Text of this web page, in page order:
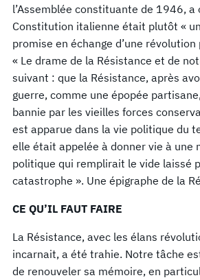
l’Assemblée constituante de 1946, a
Constitution italienne était plutôt «
promise en échange d’une
« Le drame de la Résistance et de
suivant : que la Résistance, après
guerre, comme une épopée
bannie par les vieilles forces
est apparue dans la vie politique du
elle était appelée à donner vie à une
politique qui remplirait le vide laissé
catastrophe ». Une épigraphe de la
CE QU’IL FAUT FAIRE
La Résistance, avec les élans
incarnait, a été trahie. Notre tâche
de renouveler sa mémoire, en